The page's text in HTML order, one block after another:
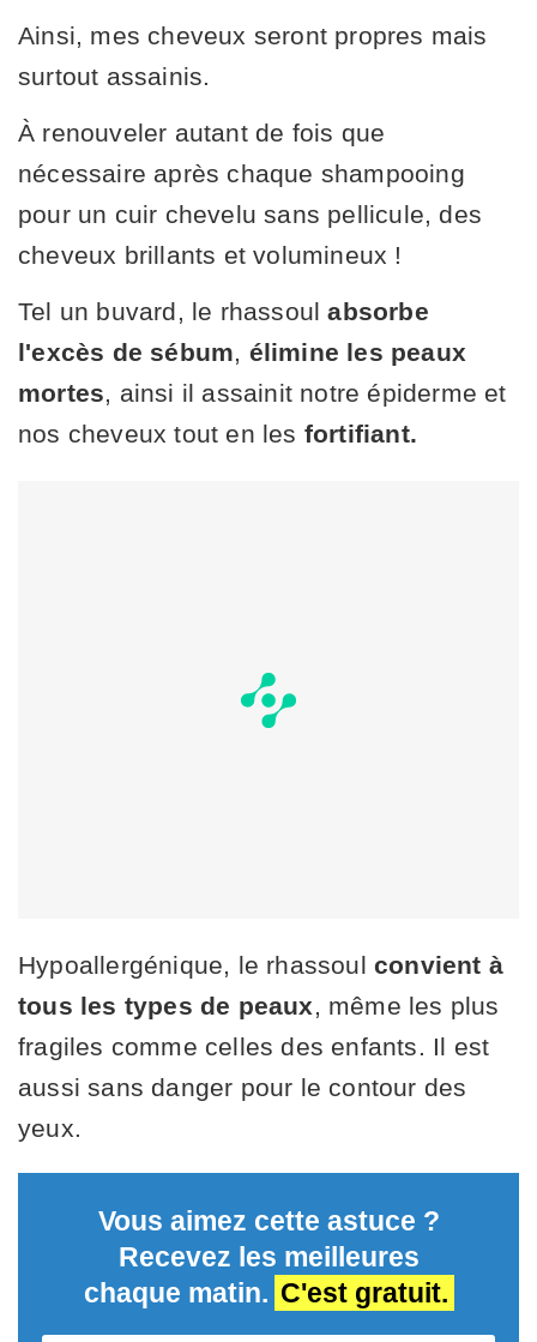
Ainsi, mes cheveux seront propres mais
surtout assainis.
À renouveler autant de fois que
nécessaire après chaque shampooing
pour un cuir chevelu sans pellicule, des
cheveux brillants et volumineux !
Tel un buvard, le rhassoulabsorbe
l'excès de sébum, élimine les peaux
mortes, ainsi il assainit notre épiderme et
nos cheveux tout en les fortifiant.
Hypoallergénique, le rhassoul convient à
tous les types de peaux, même les plus
fragiles comme celles des enfants. Il est
aussi sans danger pour le contour des
yeux.
Vous aimez cette astuce ?
Recevez les meilleures
chaque matin. C'est gratuit.